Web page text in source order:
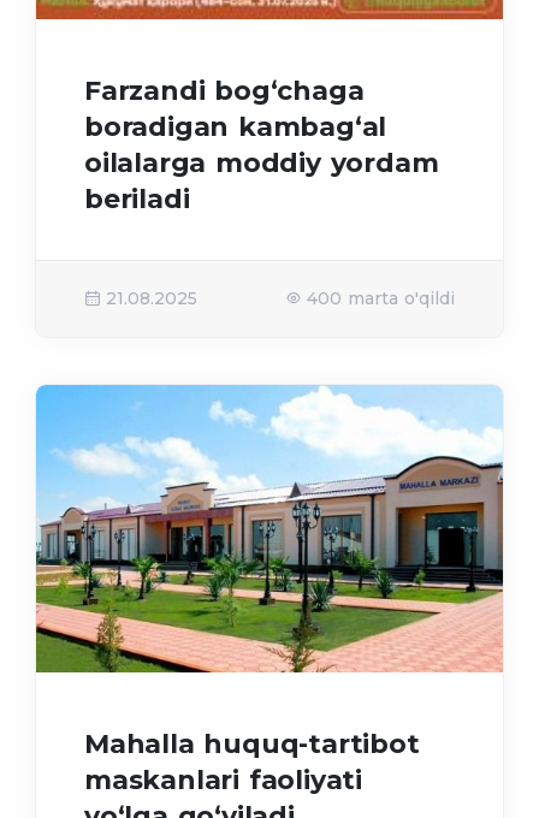
Farzandi bog‘chaga
boradigan kambag‘al
oilalarga moddiy yordam
beriladi
21.08.2025 400 marta o'qildi
Mahalla huquq-tartibot
maskanlari faoliyati